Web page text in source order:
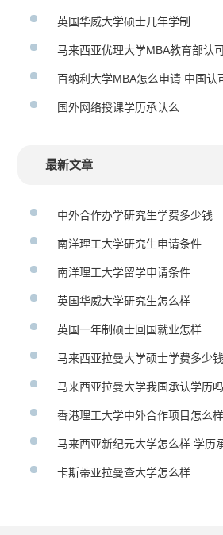
英国华威大学硕士几年学制
马来西亚优理大学MBA教育部认
百纳利大学MBA怎么申请 中国认
国外网络授课学历承认么
最新文章
中外合作办学研究生学费多少钱
南洋理工大学研究生申请条件
南洋理工大学留学申请条件
英国华威大学研究生怎么样
英国一年制硕士回国就业怎样
马来西亚拉曼大学硕士学费多少钱
马来西亚拉曼大学我国承认学历吗
香港理工大学中外合作项目怎么样
马来西亚新纪元大学怎么样 学历
卡斯蒂亚拉曼查大学怎么样